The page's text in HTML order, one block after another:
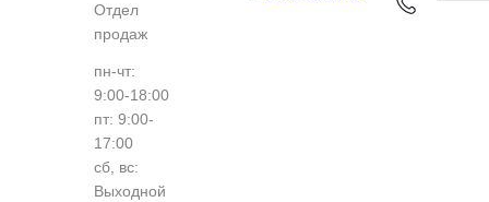
Отдел
продаж
пн-чт:
9:00-18:00
пт: 9:00-
17:00
сб, вс:
Выходной